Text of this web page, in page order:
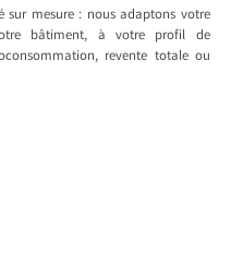
sur mesure : nous adaptons votre
bâtiment, à votre profil de
revente totale ou